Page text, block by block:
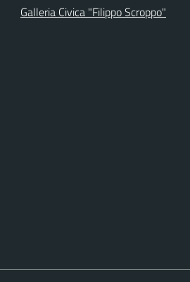
Galleria Civica "Filippo Scroppo"